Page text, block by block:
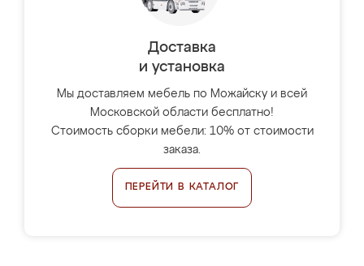
Доставка
и установка
Мы доставляем мебель по Можайску и всей
Московской области бесплатно!
Стоимость сборки мебели: 10% от стоимости
заказа.
ПЕРЕЙТИ В КАТАЛОГ